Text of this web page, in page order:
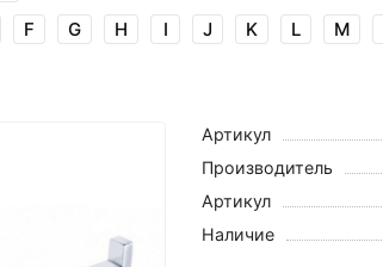
F G H I J K L M
Артикул
Производитель
Артикул
Наличие